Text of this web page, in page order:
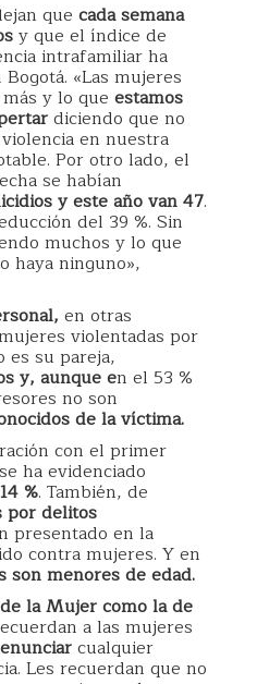
que cada semana
y que el índice de
intrafamiliar ha
«Las mujeres
y lo que estamos
diciendo que no
en nuestra
Por otro lado, el
se habían
y este año van 47.
del 39 %. Sin
muchos y lo que
haya ninguno»,
en otras
violentadas por
es su pareja,
y, aunque en el 53 %
no son
de la víctima.
con el primer
ha evidenciado
%. También, de
por delitos
presentado en la
contra mujeres. Y en
son menores de edad.
la Mujer como la de
a las mujeres
cualquier
Les recuerdan que no